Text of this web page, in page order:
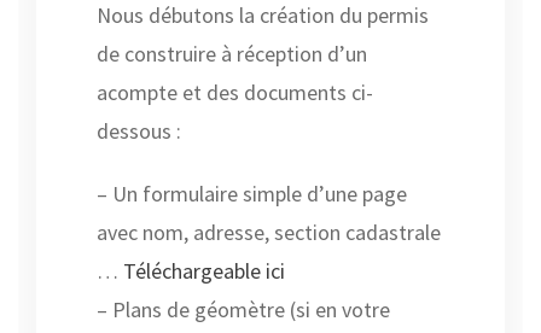
Nous débutons la création du permis
de construire à réception d’un
acompte et des documents ci-
dessous :
– Un formulaire simple d’une page
avec nom, adresse, section cadastrale
… Téléchargeable ici
– Plans de géomètre (si en votre